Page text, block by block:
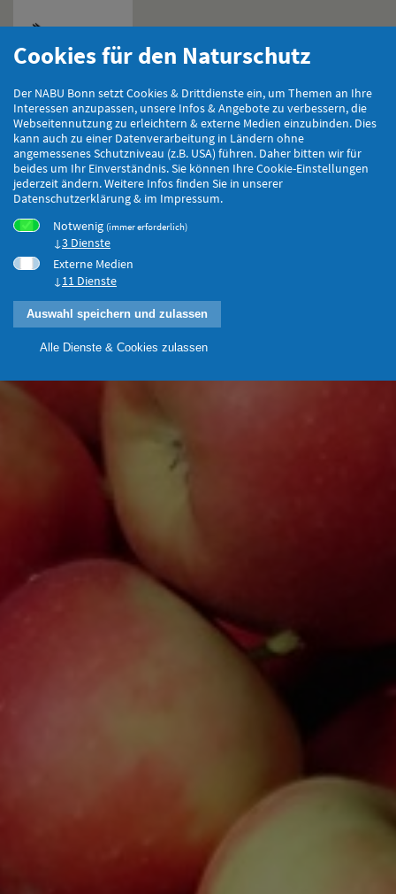
Cookies für den Naturschutz
Der NABU Bonn setzt Cookies & Drittdienste ein, um Themen an Ihre
Interessen anzupassen, unsere Infos & Angebote zu verbessern, die
Webseitennutzung zu erleichtern & externe Medien einzubinden. Dies
kann auch zu einer Datenverarbeitung in Ländern ohne
angemessenes Schutzniveau (z.B. USA) führen. Daher bitten wir für
beides um Ihr Einverständnis. Sie können Ihre Cookie-Einstellungen
jederzeit ändern. Weitere Infos finden Sie in unserer
Datenschutzerklärung & im Impressum.
Notwenig (immer erforderlich)
3 Dienste
Externe Medien
11 Dienste
Auswahl speichern und zulassen
Alle Dienste & Cookies zulassen